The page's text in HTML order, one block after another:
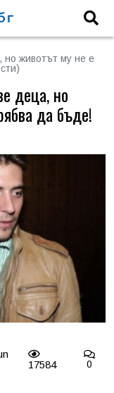
животът му не е
деца, но
да бъде!
17584 0